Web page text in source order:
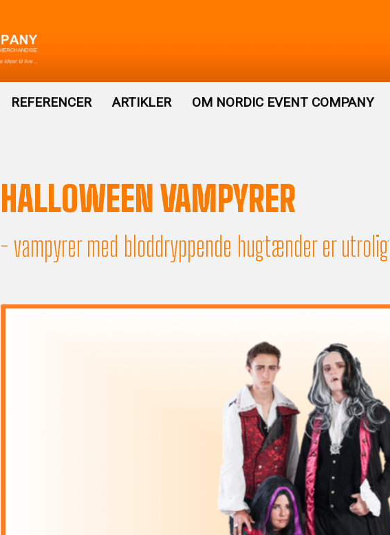
REFERENCER ARTIKLER OM NORDIC EVENT COMPANY
HALLOWEEN VAMPYRER
- vampyrer med bloddryppende hugtænder er